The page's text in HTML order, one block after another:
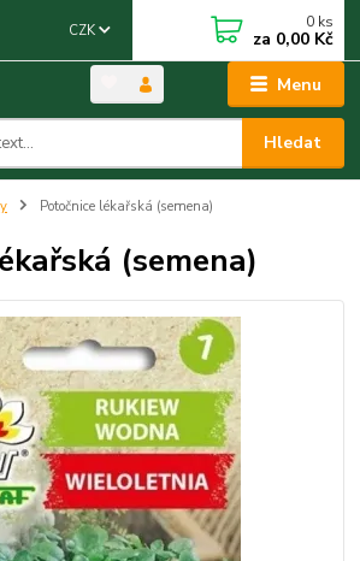
Menu
CZK
Hledat
0 ks
za 0,00 Kč
Potočnice lékařská (semena)
(semena)